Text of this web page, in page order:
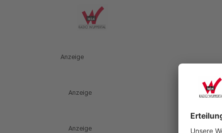
Anzeige
Anzeige
Anzeige